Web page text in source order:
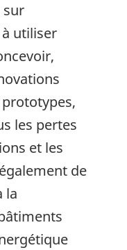
sur
utiliser
les pertes
et les
de
la